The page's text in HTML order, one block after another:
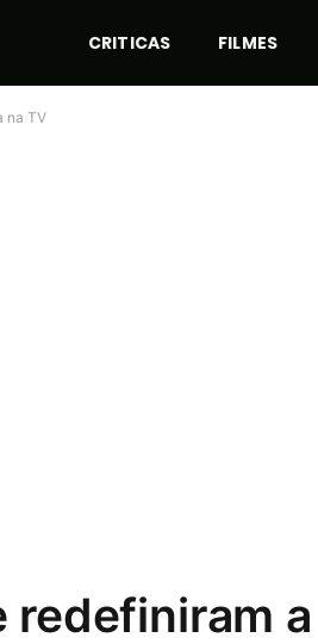
CRITICAS FILMES
na TV
redefiniram